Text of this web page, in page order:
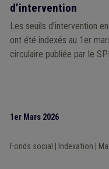
d’intervention
Les seuils d’intervention
ont été indexés au 1er
circulaire publiée par le
1er Mars 2026
Fonds social Indexation